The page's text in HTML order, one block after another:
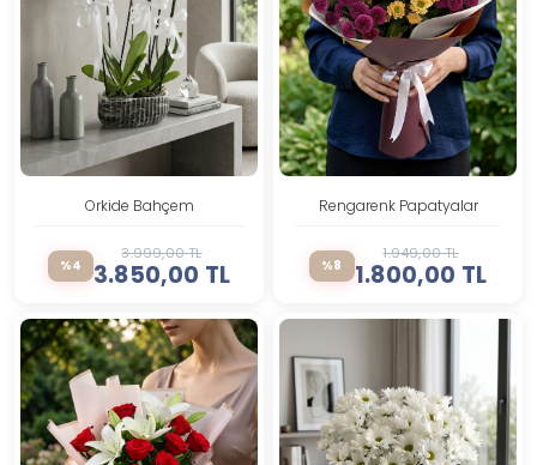
Orkide Bahçem
%4
3.999,00 TL
3.850,00 TL
Rengarenk Papatyalar
%8
1.949,00 TL
1.800,00 TL